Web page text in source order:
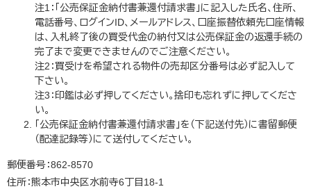
注1：「公売保証金納付書兼還付請求書」に記入した氏名、住所、
電話番号、ログインID、メールアドレス、口座振替依頼先口座情報
は、入札終了後の買受代金の納付又は公売保証金の返還手続の
完了まで変更できませんのでご注意ください。
注2：買受けを希望される物件の売却区分番号は必ず記入して
下さい。
注3：印鑑は必ず押してください。捨印も忘れずに押してくださ
い。
「公売保証金納付書兼還付請求書」を（下記送付先）に書留郵便
（配達記録等）にて送付してください。
郵便番号：862-8570
住所：熊本市中央区水前寺6丁目18-1